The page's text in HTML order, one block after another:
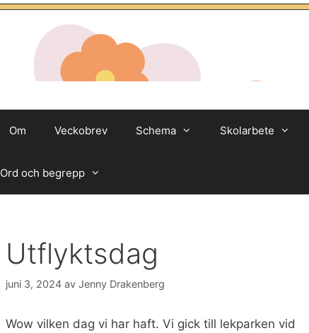
Om Veckobrev Schema Skolarbete
Ord och begrepp
Utflyktsdag
juni 3, 2024 av Jenny Drakenberg
Wow vilken dag vi har haft. Vi gick till lekparken vid